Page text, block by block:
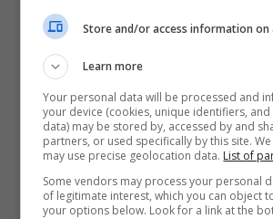
Store and/or access information on
Learn more
Your personal data will be processed and
your device (cookies, unique identifiers,
data) may be stored by, accessed by and
partners, or used specifically by this site.
may use precise geolocation data. List of
Some vendors may process your personal
of legitimate interest, which you can object
your options below. Look for a link at the